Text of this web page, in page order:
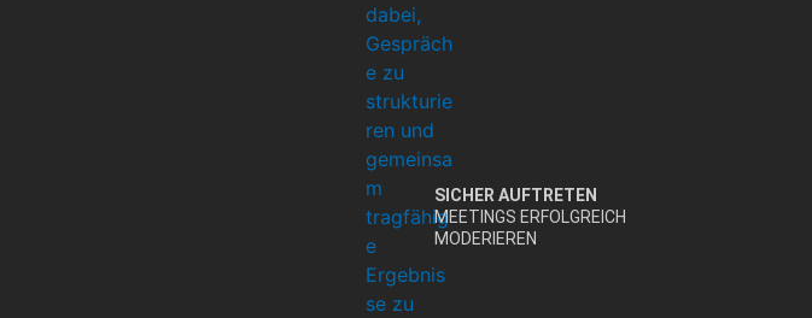
SICHER AUFTRETEN
MEETINGS ERFOLGREICH
MODERIEREN